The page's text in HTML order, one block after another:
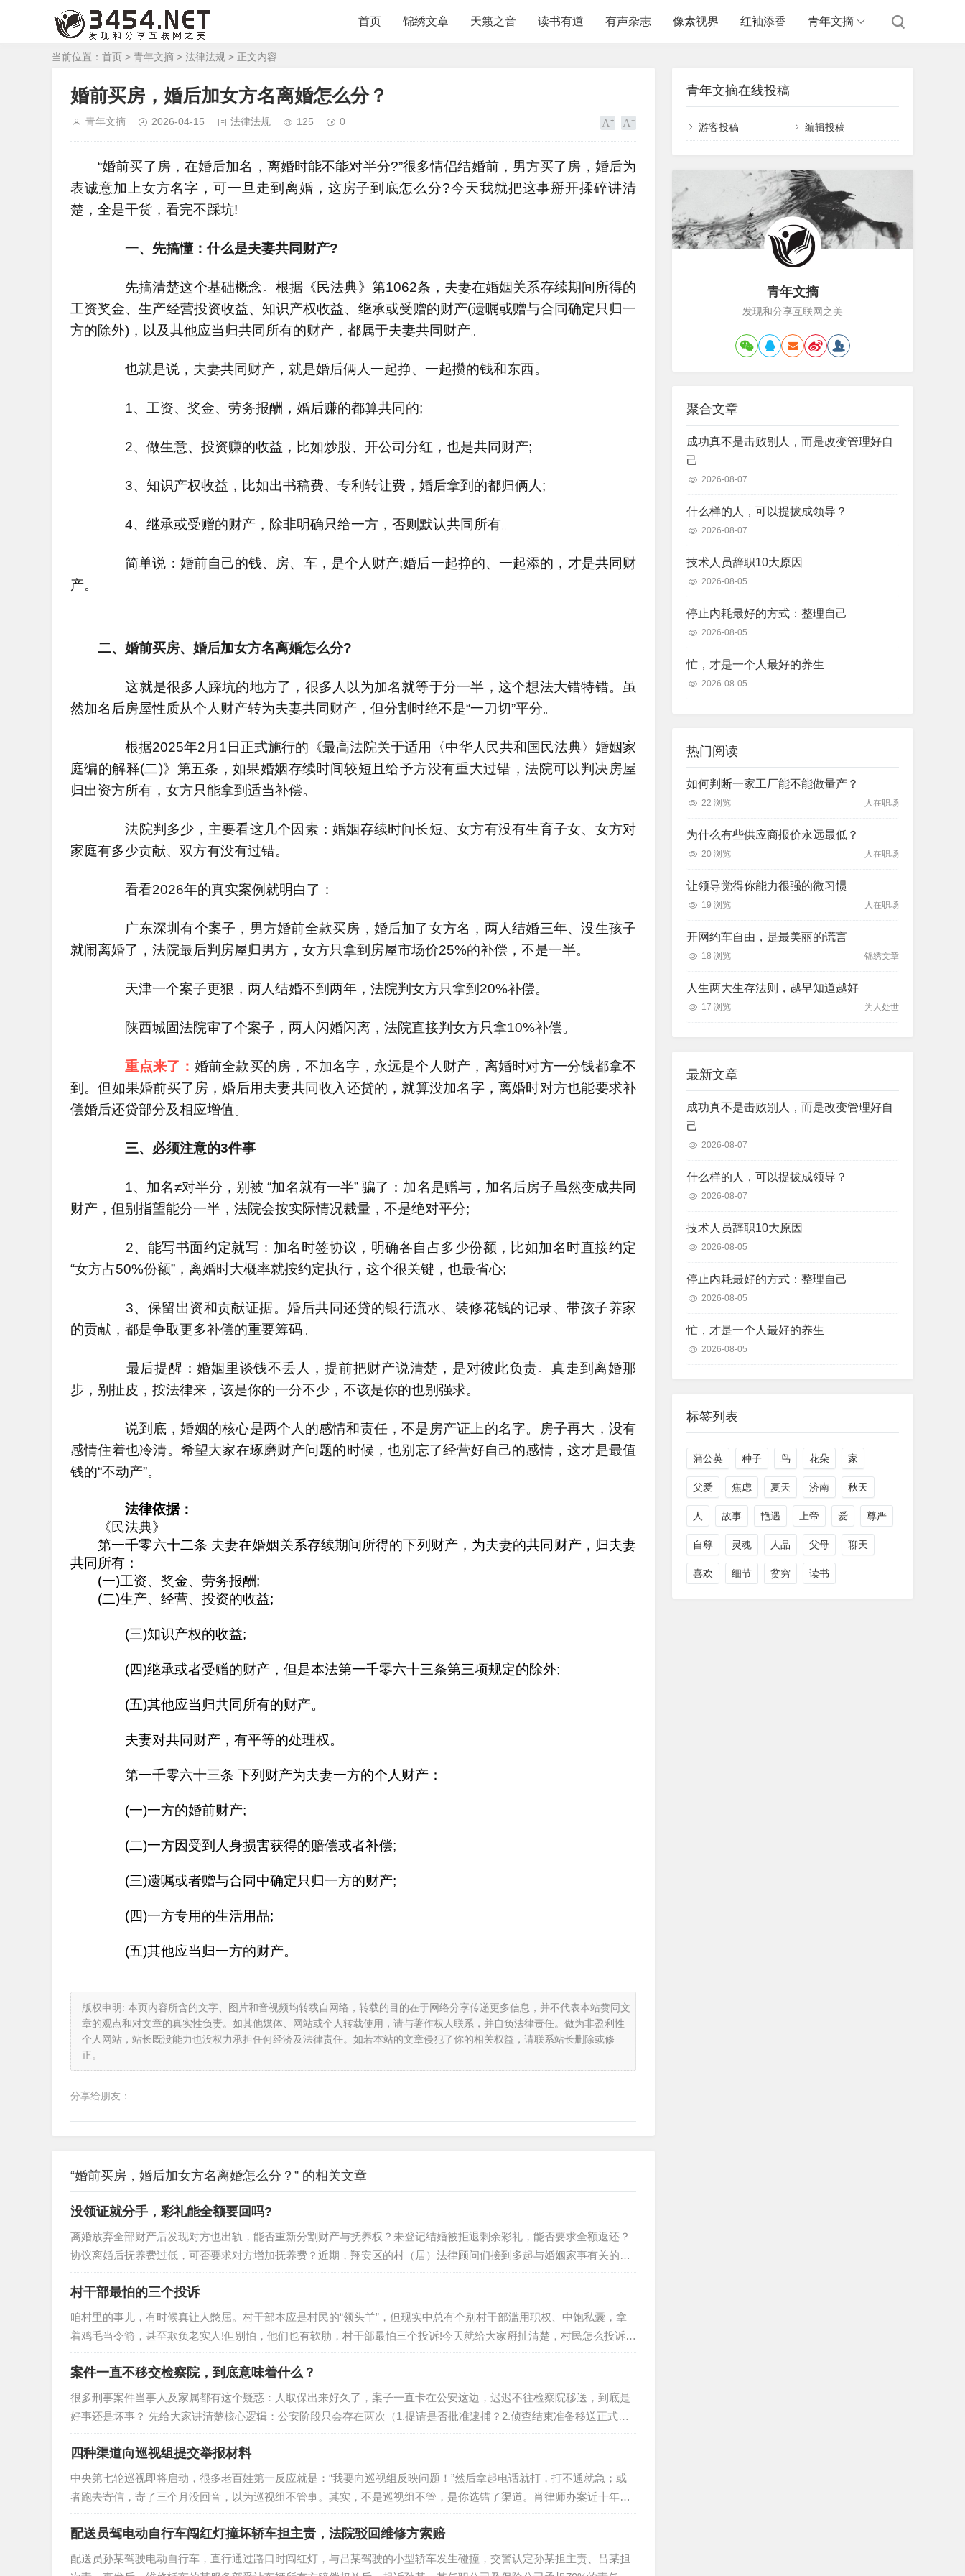
首页 锦绣文章 天籁之音 读书有道 有声杂志 像素视界 红袖添香 青年文摘
当前位置： 首页 > 青年文摘 > 法律法规 > 正文内容
婚前买房，婚后加女方名离婚怎么分？
青年文摘 2026-04-15 法律法规 125 0
“婚前买了房，在婚后加名，离婚时能不能对半分?”很多情侣结婚前，男方买了房，婚后为
表诚意加上女方名字，可一旦走到离婚，这房子到底怎么分?今天我就把这事掰开揉碎讲清
楚，全是干货，看完不踩坑!
一、先搞懂：什么是夫妻共同财产?
先搞清楚这个基础概念。根据《民法典》第1062条，夫妻在婚姻关系存续期间所得的
工资奖金、生产经营投资收益、知识产权收益、继承或受赠的财产(遗嘱或赠与合同确定只归一
方的除外)，以及其他应当归共同所有的财产，都属于夫妻共同财产。
也就是说，夫妻共同财产，就是婚后俩人一起挣、一起攒的钱和东西。
1、工资、奖金、劳务报酬，婚后赚的都算共同的;
2、做生意、投资赚的收益，比如炒股、开公司分红，也是共同财产;
3、知识产权收益，比如出书稿费、专利转让费，婚后拿到的都归俩人;
4、继承或受赠的财产，除非明确只给一方，否则默认共同所有。
简单说：婚前自己的钱、房、车，是个人财产;婚后一起挣的、一起添的，才是共同财
产。
二、婚前买房、婚后加女方名离婚怎么分?
这就是很多人踩坑的地方了，很多人以为加名就等于分一半，这个想法大错特错。虽
然加名后房屋性质从个人财产转为夫妻共同财产，但分割时绝不是“一刀切”平分。
根据2025年2月1日正式施行的《最高法院关于适用〈中华人民共和国民法典〉婚姻家
庭编的解释(二)》第五条，如果婚姻存续时间较短且给予方没有重大过错，法院可以判决房屋
归出资方所有，女方只能拿到适当补偿。
法院判多少，主要看这几个因素：婚姻存续时间长短、女方有没有生育子女、女方对
家庭有多少贡献、双方有没有过错。
看看2026年的真实案例就明白了：
广东深圳有个案子，男方婚前全款买房，婚后加了女方名，两人结婚三年、没生孩子
就闹离婚了，法院最后判房屋归男方，女方只拿到房屋市场价25%的补偿，不是一半。
天津一个案子更狠，两人结婚不到两年，法院判女方只拿到20%补偿。
陕西城固法院审了个案子，两人闪婚闪离，法院直接判女方只拿10%补偿。
重点来了： 婚前全款买的房，不加名字，永远是个人财产，离婚时对方一分钱都拿不
到。但如果婚前买了房，婚后用夫妻共同收入还贷的，就算没加名字，离婚时对方也能要求补
偿婚后还贷部分及相应增值。
三、必须注意的3件事
1、加名≠对半分，别被 “加名就有一半” 骗了：加名是赠与，加名后房子虽然变成共同
财产，但别指望能分一半，法院会按实际情况裁量，不是绝对平分;
2、能写书面约定就写：加名时签协议，明确各自占多少份额，比如加名时直接约定
“女方占50%份额”，离婚时大概率就按约定执行，这个很关键，也最省心;
3、保留出资和贡献证据。婚后共同还贷的银行流水、装修花钱的记录、带孩子养家
的贡献，都是争取更多补偿的重要筹码。
最后提醒：婚姻里谈钱不丢人，提前把财产说清楚，是对彼此负责。真走到离婚那
步，别扯皮，按法律来，该是你的一分不少，不该是你的也别强求。
说到底，婚姻的核心是两个人的感情和责任，不是房产证上的名字。房子再大，没有
感情住着也冷清。希望大家在琢磨财产问题的时候，也别忘了经营好自己的感情，这才是最值
钱的“不动产”。
法律依据：
《民法典》
第一千零六十二条 夫妻在婚姻关系存续期间所得的下列财产，为夫妻的共同财产，归夫妻
共同所有：
(一)工资、奖金、劳务报酬;
(二)生产、经营、投资的收益;
(三)知识产权的收益;
(四)继承或者受赠的财产，但是本法第一千零六十三条第三项规定的除外;
(五)其他应当归共同所有的财产。
夫妻对共同财产，有平等的处理权。
第一千零六十三条 下列财产为夫妻一方的个人财产：
(一)一方的婚前财产;
(二)一方因受到人身损害获得的赔偿或者补偿;
(三)遗嘱或者赠与合同中确定只归一方的财产;
(四)一方专用的生活用品;
(五)其他应当归一方的财产。
版权申明: 本页内容所含的文字、图片和音视频均转载自网络，转载的目的在于网络分享传递更多信息，并不代表本站赞同文
章的观点和对文章的真实性负责。如其他媒体、网站或个人转载使用，请与著作权人联系，并自负法律责任。做为非盈利性
个人网站，站长既没能力也没权力承担任何经济及法律责任。如若本站的文章侵犯了你的相关权益，请联系站长删除或修
正。
分享给朋友：
“婚前买房，婚后加女方名离婚怎么分？” 的相关文章
没领证就分手，彩礼能全额要回吗?
离婚放弃全部财产后发现对方也出轨，能否重新分割财产与抚养权？未登记结婚被拒退剩余彩礼，能否要求全额返还？
协议离婚后抚养费过低，可否要求对方增加抚养费？近期，翔安区的村（居）法律顾问们接到多起与婚姻家事有关的咨
询。面对居民的这些烦心事，村（居）法律顾问逐一答疑解惑，为大家理清维权思路。离婚后才知对方也出轨，财产还
能重新分吗？近日，翔安区马巷街道居民刘先生咨询说，他因自身婚内出轨被发现，在离婚协议中自愿放弃全部财产及
子女抚养权。事后，他发现前妻亦存在出轨行为，便自行收集到对方开房同住相关记录，希望重…
村干部最怕的三个投诉
咱村里的事儿，有时候真让人憋屈。村干部本应是村民的“领头羊”，但现实中总有个别村干部滥用职权、中饱私囊，拿
着鸡毛当令箭，甚至欺负老实人!但别怕，他们也有软肋，村干部最怕三个投诉!今天就给大家掰扯清楚，村民怎么投诉最
管用，要注意啥。 一、村干部最怕的三大投诉1、财务问题，一告一个准儿 村里的钱去哪儿了?怎么花的?这是大伙最关
心的事儿。村干部最怕的，就是查他们的账!这些账本子要是含糊不清，村干部最怕被捅上去。一旦有村民拿着证据去反
映村务不公开、财务有猫腻，上面一查一个准。投诉要点： 1. 抓证…
案件一直不移交检察院，到底意味着什么？
很多刑事案件当事人及家属都有这个疑惑：人取保出来好久了，案子一直卡在公安这边，迟迟不往检察院移送，到底是
好事还是坏事？ 先给大家讲清楚核心逻辑：公安阶段只会存在两次（1.提请是否批准逮捕？2.侦查结束准备移送正式交
由检进行审查起诉）把案件送往检察院送的定义两个“移送”定义完全不一样。 一、第一次移送：拘留30天内向检察院提
请批捕（适用于被拘留在看守所的人，如果一开始就取保候审了不用看这条，也不适用这条） 刑事拘留最长30天，到期
公安只有两个选择： 1. 移送检察院批捕 → 继…
四种渠道向巡视组提交举报材料
中央第七轮巡视即将启动，很多老百姓第一反应就是：“我要向巡视组反映问题！”然后拿起电话就打，打不通就急；或
者跑去寄信，寄了三个月没回音，以为巡视组不管事。其实，不是巡视组不管，是你选错了渠道。肖律师办案近十年，
见过太多人因为“不会反映”而错失良机。今天，我把向巡视组反映问题的四种官方渠道拆开了、揉碎了讲给你听，每个
渠道适合什么情况、怎么操作，让你一次选对，少走三个月弯路。一、先搞清楚：巡视组到底管什么？不管什么？向巡
视组反映问题之前，必须先划清边界。巡视组受理的是被巡视单位领导干部的违纪违法问题…
配送员驾电动自行车闯红灯撞坏轿车担主责，法院驳回维修方索赔
配送员孙某驾驶电动自行车，直行通过路口时闯红灯，与吕某驾驶的小型轿车发生碰撞，交警认定孙某担主责、吕某担
青年文摘在线投稿
游客投稿 编辑投稿
青年文摘
发现和分享互联网之美
聚合文章
成功真不是击败别人，而是改变管理好自
己
2026-08-07
什么样的人，可以提拔成领导？
2026-08-07
技术人员辞职10大原因
2026-08-05
停止内耗最好的方式：整理自己
2026-08-05
忙，才是一个人最好的养生
2026-08-05
热门阅读
如何判断一家工厂能不能做量产？
22 浏览 人在职场
为什么有些供应商报价永远最低？
20 浏览 人在职场
让领导觉得你能力很强的微习惯
19 浏览 人在职场
开网约车自由，是最美丽的谎言
18 浏览 锦绣文章
人生两大生存法则，越早知道越好
17 浏览 为人处世
最新文章
成功真不是击败别人，而是改变管理好自
己
2026-08-07
什么样的人，可以提拔成领导？
2026-08-07
技术人员辞职10大原因
2026-08-05
停止内耗最好的方式：整理自己
2026-08-05
忙，才是一个人最好的养生
2026-08-05
标签列表
蒲公英 种子 鸟 花朵 家
父爱 焦虑 夏天 济南 秋天
人 故事 艳遇 上帝 爱 尊严
自尊 灵魂 人品 父母 聊天
喜欢 细节 贫穷 读书